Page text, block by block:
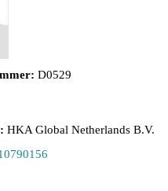
D0529
HKA Global Netherlands B.V.